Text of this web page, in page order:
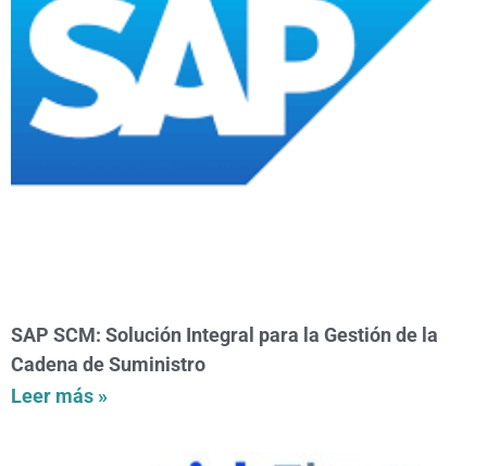
SAP SCM: Solución Integral para la Gestión de la
Cadena de Suministro
Leer más »